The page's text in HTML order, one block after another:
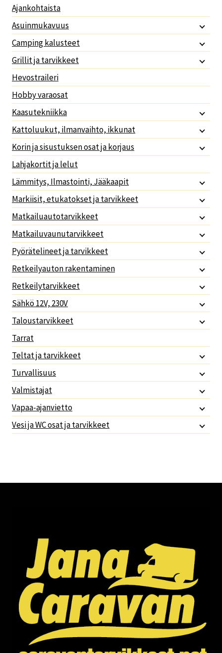
Ajankohtaista
Asuinmukavuus
Camping kalusteet
Grillit ja tarvikkeet
Hevostraileri
Hobby varaosat
Kaasutekniikka
Kattoluukut, ilmanvaihto, ikkunat
Korin ja sisustuksen osat ja korjaus
Lahjakortit ja lelut
Lämmitys, Ilmastointi, Jääkaapit
Markiisit, etukatokset ja tarvikkeet
Matkailuautotarvikkeet
Matkailuvaunutarvikkeet
Pyörätelineet ja tarvikkeet
Retkeilyauton rakentaminen
Retkeilytarvikkeet
Sähkö 12V, 230V
Taloustarvikkeet
Tarrat
Teltat ja tarvikkeet
Turvallisuus
Valmistajat
Vapaa-ajanvietto
Vesi ja WC osat ja tarvikkeet